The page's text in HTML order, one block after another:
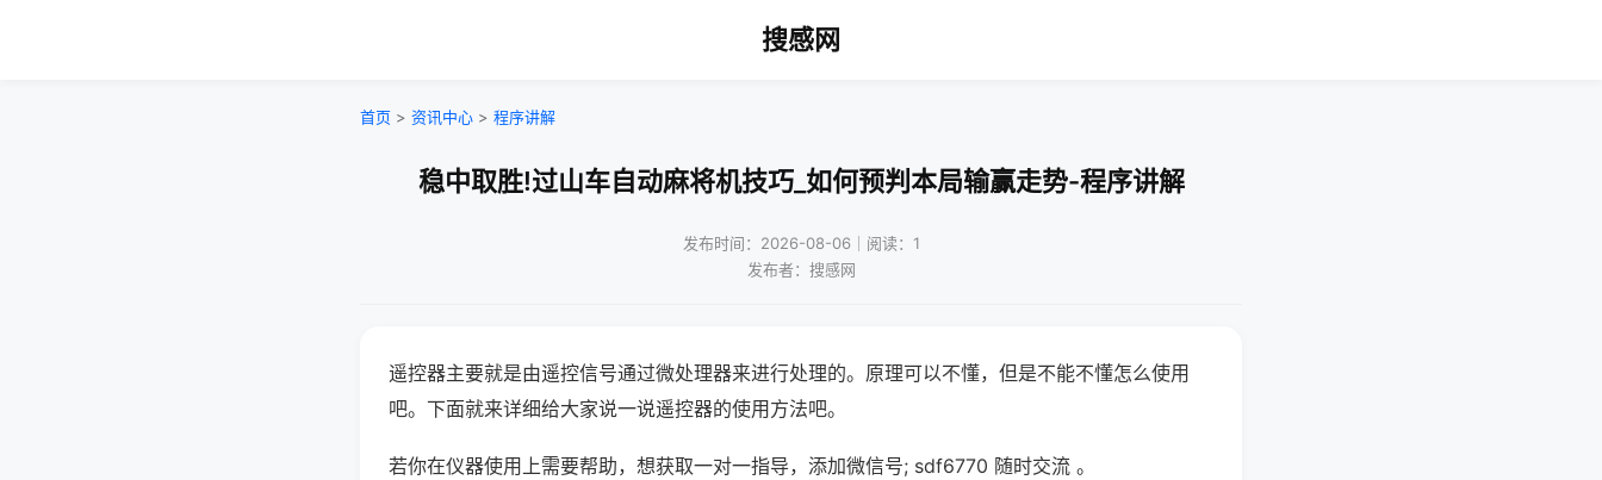
搜感网
首页 > 资讯中心 > 程序讲解
稳中取胜!过山车自动麻将机技巧_如何预判本局输赢走势-程序讲解
发布时间：2026-08-06｜阅读：1
发布者：搜感网
遥控器主要就是由遥控信号通过微处理器来进行处理的。原理可以不懂，但是不能不懂怎么使用
吧。下面就来详细给大家说一说遥控器的使用方法吧。
若你在仪器使用上需要帮助，想获取一对一指导，添加微信号; sdf6770 随时交流 。